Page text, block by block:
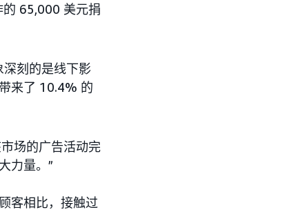
的 65,000 美元捐
刻的是线下影
来了 10.4% 的
场的广告活动完
力量。”
客相比，接触过